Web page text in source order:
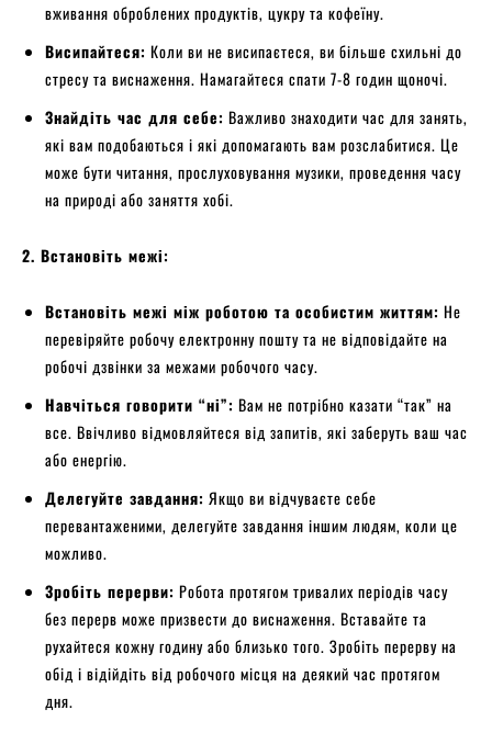
вживання оброблених продуктів, цукру та кофеїну.
Висипайтеся: Коли ви не висипаєтеся, ви більше схильні до
стресу та виснаження. Намагайтеся спати 7-8 годин щоночі.
Знайдіть час для себе: Важливо знаходити час для занять,
які вам подобаються і які допомагають вам розслабитися. Це
може бути читання, прослуховування музики, проведення часу
на природі або заняття хобі.
2. Встановіть межі:
Встановіть межі між роботою та особистим життям: Не
перевіряйте робочу електронну пошту та не відповідайте на
робочі дзвінки за межами робочого часу.
Навчіться говорити “ні”: Вам не потрібно казати “так” на
все. Ввічливо відмовляйтеся від запитів, які заберуть ваш час
або енергію.
Делегуйте завдання: Якщо ви відчуваєте себе
перевантаженими, делегуйте завдання іншим людям, коли це
можливо.
Зробіть перерви: Робота протягом тривалих періодів часу
без перерв може призвести до виснаження. Вставайте та
рухайтеся кожну годину або близько того. Зробіть перерву на
обід і відійдіть від робочого місця на деякий час протягом
дня.